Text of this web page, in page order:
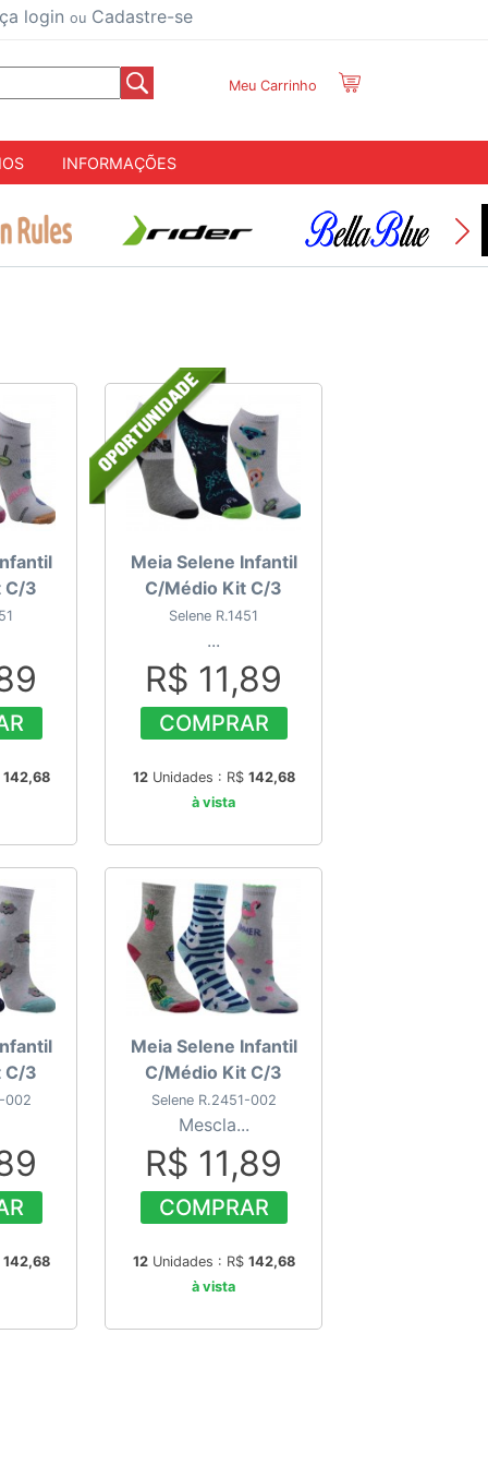
login ou Cadastre-se
Meu Carrinho
INFORMAÇÕES
C/3
142,68
Meia Selene Infantil
C/Médio Kit C/3
Selene R.1451
...
R$ 11,89
COMPRAR
12Unidades : R$ 142,68
à vista
C/3
002
142,68
Meia Selene Infantil
C/Médio Kit C/3
Selene R.2451-002
Mescla...
R$ 11,89
COMPRAR
12Unidades : R$ 142,68
à vista